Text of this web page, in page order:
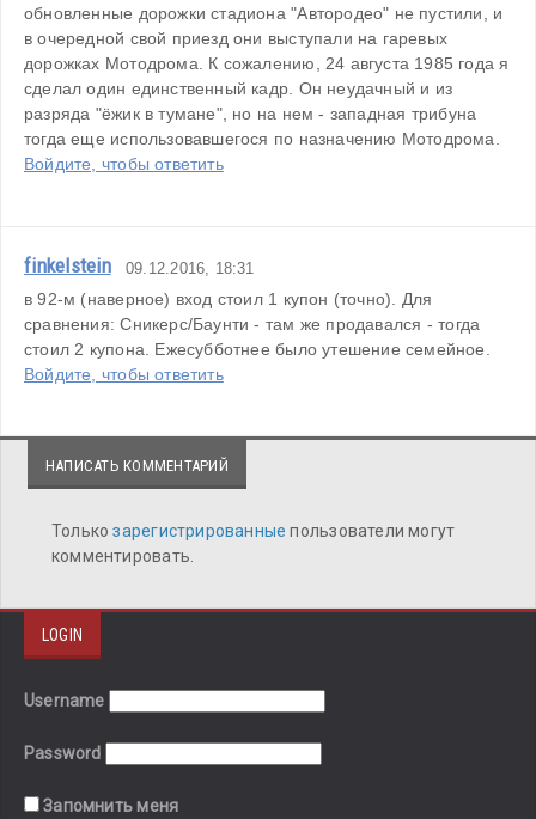
обновленные дорожки стадиона "Автородео" не пустили, и
в очередной свой приезд они выступали на гаревых
дорожках Мотодрома. К сожалению, 24 августа 1985 года я
сделал один единственный кадр. Он неудачный и из
разряда "ёжик в тумане", но на нем - западная трибуна
тогда еще использовавшегося по назначению Мотодрома.
Войдите, чтобы ответить
finkelstein 09.12.2016, 18:31
в 92-м (наверное) вход стоил 1 купон (точно). Для
сравнения: Сникерс/Баунти - там же продавался - тогда
стоил 2 купона. Ежесубботнее было утешение семейное.
Войдите, чтобы ответить
НАПИСАТЬ КОММЕНТАРИЙ
Толькозарегистрированныепользователи могут
комментировать.
LOGIN
Username
Password
Запомнить меня